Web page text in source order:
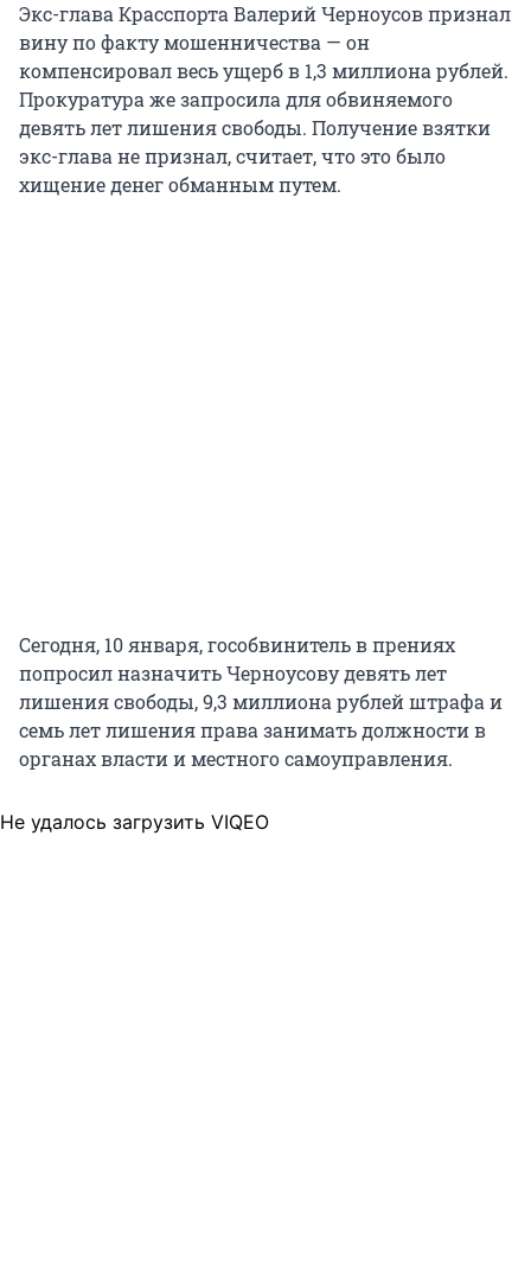
Экс-глава Красспорта Валерий Черноусов признал
вину по факту мошенничества — он
компенсировал весь ущерб в 1,3 миллиона рублей.
Прокуратура же запросила для обвиняемого
девять лет лишения свободы. Получение взятки
экс-глава не признал, считает, что это было
хищение денег обманным путем.
Сегодня, 10 января, гособвинитель в прениях
попросил назначить Черноусову девять лет
лишения свободы, 9,3 миллиона рублей штрафа и
семь лет лишения права занимать должности в
органах власти и местного самоуправления.
Не удалось загрузить VIQEO